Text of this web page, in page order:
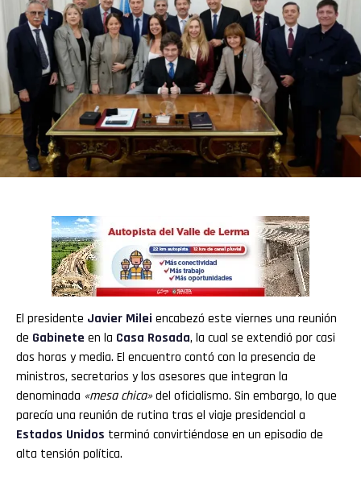
El presidente Javier Milei encabezó este viernes una reunión
de Gabinete en la Casa Rosada, la cual se extendió por casi
dos horas y media. El encuentro contó con la presencia de
ministros, secretarios y los asesores que integran la
denominada «mesa chica»del oficialismo. Sin embargo, lo que
parecía una reunión de rutina tras el viaje presidencial a
Estados Unidos terminó convirtiéndose en un episodio de
alta tensión política.